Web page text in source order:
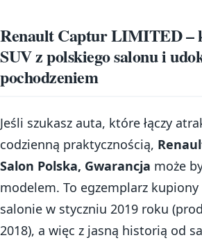
Renault Captur LIMITED –
SUV z polskiego salonu i
pochodzeniem
Jeśli szukasz auta, które łączy
codzienną praktycznością,
Salon Polska, Gwarancja może
modelem. To egzemplarz
salonie w styczniu 2019 roku
2018), a więc z jasną historią od